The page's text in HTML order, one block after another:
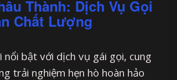
Thành: Dịch Vụ Gọi
Chất Lượng
nổi bật với dịch vụ gái gọi, cung
trải nghiệm hẹn hò hoàn hảo